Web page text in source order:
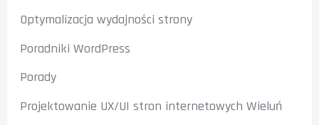
Optymalizacja wydajności strony
Poradniki WordPress
Porady
Projektowanie UX/UI stron internetowych Wieluń